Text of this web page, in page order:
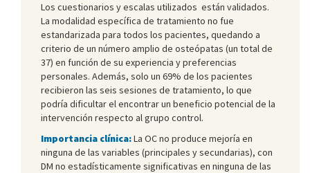
Los cuestionarios y escalas utilizados están validados.
La modalidad específica de tratamiento no fue
estandarizada para todos los pacientes, quedando a
criterio de un número amplio de osteópatas (un total de
37) en función de su experiencia y preferencias
personales. Además, solo un 69% de los pacientes
recibieron las seis sesiones de tratamiento, lo que
podría dificultar el encontrar un beneficio potencial de la
intervención respecto al grupo control.
Importancia clínica:La OC no produce mejoría en
ninguna de las variables (principales y secundarias), con
DM no estadísticamente significativas en ninguna de las